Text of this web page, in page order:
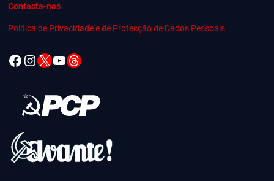
Contacta-nos
Política de Privacidade e de Protecção de Dados Pessoais
Facebook
Instagram
X YouTube
Threads